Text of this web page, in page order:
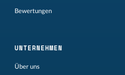
Bewertungen
UNTERNEHMEN
Über uns